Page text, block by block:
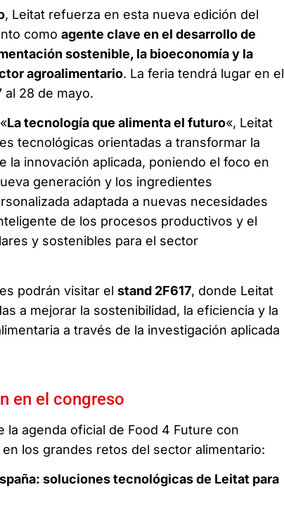
, Leitat refuerza en esta nueva edición del
como agente clave en el desarrollo de
sostenible, la bioeconomía y la
agroalimentario. La feria tendrá lugar en el
al 28 de mayo.
La tecnología que alimenta el futuro«, Leitat
tecnológicas orientadas a transformar la
la innovación aplicada, poniendo el foco en
generación y los ingredientes
adaptada a nuevas necesidades
de los procesos productivos y el
y sostenibles para el sector
podrán visitar el stand 2F617, donde Leitat
a mejorar la sostenibilidad, la eficiencia y la
a través de la investigación aplicada
en el congreso
la agenda oficial de Food 4 Future con
los grandes retos del sector alimentario:
soluciones tecnológicas de Leitat para